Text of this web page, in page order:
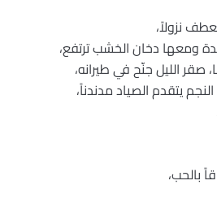
نزولاً،
ومعها دخان الخشب ترتفع،
الليل جنّح في طيرانه،
يتقدم الصياد مدندناً،
بالحب،